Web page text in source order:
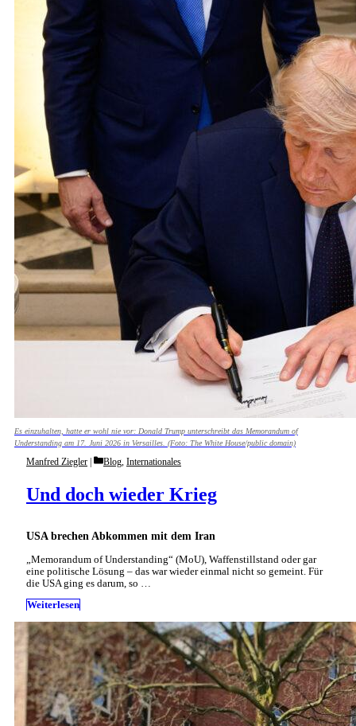
Es einzuhalten, hatte er wohl nie vor: Donald Trump unterschreibt das Memorandum of
Understanding am 17. Juni 2026 in Versailles. (Foto: The White House/public domain)
USA brechen Abkommen mit dem Iran
Und doch wieder Krieg
Manfred Ziegler Categories
Blog, Internationales
„Memorandum of Understanding“ (MoU), Waffenstillstand oder gar
eine politische Lösung – das war wieder einmal nicht so gemeint. Für
die USA ging es darum, so …
Weiterlesen